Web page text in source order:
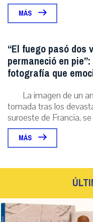
MÁS
“El fuego pasó dos
permaneció en
fotografía que
La imagen de un
tomada tras los
suroeste de Francia, se
MÁS